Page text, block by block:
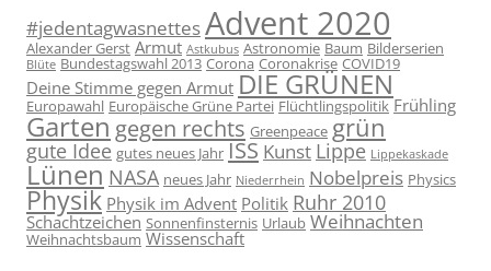
#jedentagwasnettesAdvent 2020
Alexander Gerst Armut Astkubus Astronomie Baum Bilderserien
Blüte Bundestagswahl 2013 Corona Coronakrise COVID19
Deine Stimme gegen Armut DIE GRÜNEN
Europawahl Europäische Grüne Partei Flüchtlingspolitik Frühling
Garten gegen rechts Greenpeace grün
gute Idee gutes neues Jahr ISS Kunst Lippe Lippekaskade
Lünen NASA neues Jahr Niederrhein Nobelpreis Physics
Physik Physik im Advent Politik Ruhr 2010
Schachtzeichen Sonnenfinsternis Urlaub Weihnachten
Weihnachtsbaum Wissenschaft